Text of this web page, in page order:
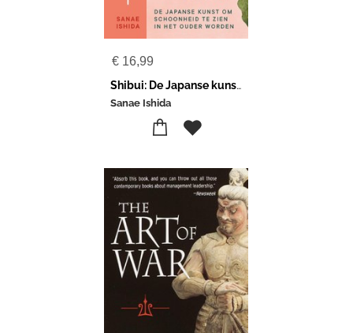
€ 16,99
Shibui: De Japanse kunst om schoonheid te zien in het ouder worden
Sanae Ishida